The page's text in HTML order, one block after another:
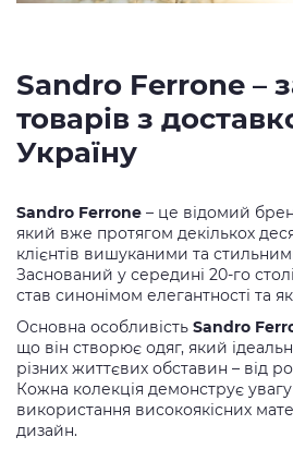
Sandro Ferrone –
товарів з
Україну
Sandro Ferrone – це відомий
який вже протягом декількох
клієнтів вишуканими та
Заснований у середині 20-го
став синонімом елегантності та
Основна особливість Sandro
що він створює одяг, який
різних життєвих обставин – від
Кожна колекція демонструє
використання високоякісних
дизайн.